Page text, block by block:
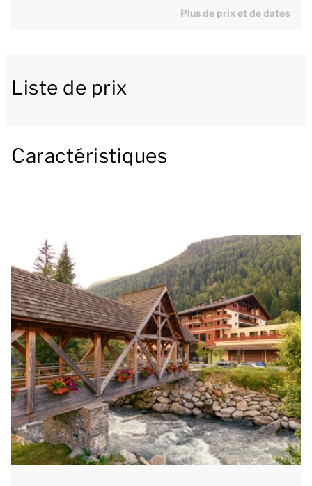
Le spacieux séjour dispose d’un coin salon avec
vitrocéramique, un lave-vaisselle, un four, un micro-
L'appartement comprend 3 chambres avec 2 lits
simples ou d'un lit double. Le logement dispose
également de 3 salles de bains avec baignoire et/ou
douche, lavabo et WC. Il y a également un WC séparé.
Vous bénéficiez bien entendu du wifi gratuit dans le
logement et l'ensemble du complexe.
[i]La configuration de l'hébergement peut varier. Les
plans et illustrations donnent un bon aperçu mais ne
sont fournis qu’à titre indicatif.[/i]
Plus de prix et de dates
Liste de prix
Caractéristiques